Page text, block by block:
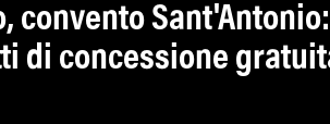
convento
di concessione